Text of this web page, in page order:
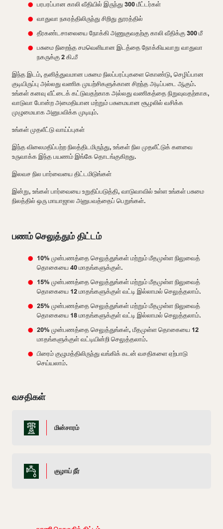
பரபரப்பான காலி வீதியில் இருந்து 300 மீட்டர்கள்
வாதுவா நகரத்திலிருந்து சிறிது தூரத்தில்
தீரகண்டசாலையை நோக்கி அணுகுவதற்கு காலி வீதிக்கு 300 மீ
பசுமை நிறைந்த சமவெளியான இடத்தை நோக்கியவாறு வாதுவா
நகருக்கு 2 கி.மீ
இந்த இடம், தனித்துவமான பசுமை நிலப்பரப்புகளை கொண்டு, செழிப்பான
குடியிருப்பு அல்லது வணிக முயற்சிகளுக்கான சிறந்த அடிப்படை ஆகும்.
உங்கள் கனவு வீட்டைக் கட்டுவதற்காக அல்லது வணிகத்தை நிறுவுவதற்காக,
வாடுவா போன்ற அமைதியான மற்றும் பசுமையான சூழலில் வசிக்க
முழுமையாக அனுபவிக்க முடியும்.
உங்கள் முதலீட்டு வாய்ப்புகள்
இந்த விலைமதிப்பற்ற நிலத்திடமிருந்து, உங்கள் நில முதலீட்டுக் கனவை
உருவாக்க இந்த பயணம் இங்கே தொடங்குகிறது.
இலவச நில பார்வையை திட்டமிடுங்கள்
இன்று, உங்கள் பார்வையை உறுதிப்படுத்தி, வாடுவாவில் உள்ள உங்கள் பசுமை
நிலத்தில் ஒரு மாயாஜால அனுபவத்தைப் பெறுங்கள்.
பணம் செலுத்தும் திட்டம்
10% முன்பணத்தை செலுத்துங்கள் மற்றும் மீதமுள்ள நிலுவைத்
தொகையை 40 மாதங்களுக்குள்.
15% முன்பணத்தை செலுத்துங்கள் மற்றும் மீதமுள்ள நிலுவைத்
தொகையை 12 மாதங்களுக்குள் வட்டி இல்லாமல் செலுத்தலாம்.
25% முன்பணத்தை செலுத்துங்கள் மற்றும் மீதமுள்ள நிலுவைத்
தொகையை 18 மாதங்களுக்குள் வட்டி இல்லாமல் செலுத்தலாம்.
20% முன்பணத்தை செலுத்துங்கள், மீதமுள்ள தொகையை 12
மாதங்களுக்குள் வட்டியின்றி செலுத்தலாம்.
பிரைம் குழுமத்திலிருந்து வங்கிக் கடன் வசதிகளை ஏற்பாடு
செய்யலாம்.
வசதிகள்
மின்சாரம்
குழாய் நீர்